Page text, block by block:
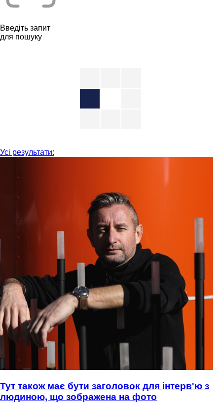
Введіть запит
для пошуку
Усі результати:
Тут також має бути заголовок для інтерв'ю з
людиною, що зображена на фото